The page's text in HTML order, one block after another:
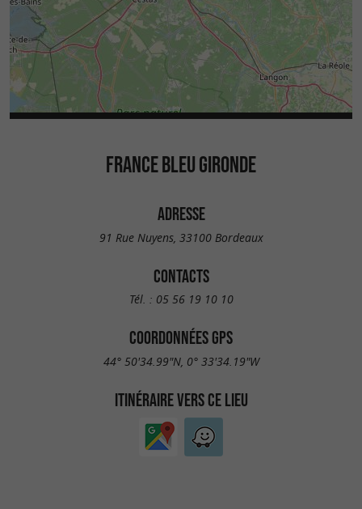
FRANCE BLEU GIRONDE
ADRESSE
91 Rue Nuyens, 33100 Bordeaux
CONTACTS
Tél. : 05 56 19 10 10
COORDONNÉES GPS
44° 50'34.99"N, 0° 33'34.19"W
ITINÉRAIRE VERS CE LIEU